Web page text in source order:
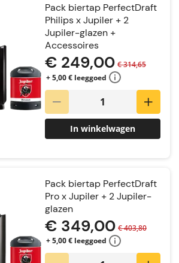
Pack biertap PerfectDraft
Philips x Jupiler + 2
Jupiler-glazen +
Accessoires
€ 249,00 € 314,65
+ 5,00 € leeggoed
In winkelwagen
Pack biertap PerfectDraft
Pro x Jupiler + 2 Jupiler-
glazen
€ 349,00 € 403,80
+ 5,00 € leeggoed